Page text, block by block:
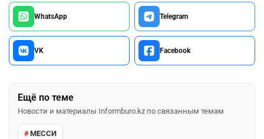
WhatsApp Telegram
VK Facebook
Ещё по теме
Новости и материалы Informburo.kz по связанным темам
МЕССИ